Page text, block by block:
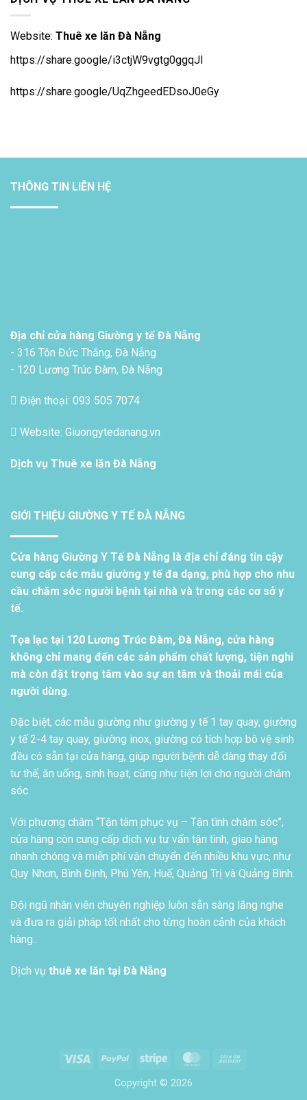
Website: Thuê xe lăn Đà Nẵng
https://share.google/i3ctjW9vgtg0ggqJl
https://share.google/UqZhgeedEDsoJ0eGy
THÔNG TIN LIÊN HỆ
Địa chỉ cửa hàng Giường y tế Đà Nẵng
- 316 Tôn Đức Thắng, Đà Nẵng
- 120 Lương Trúc Đàm, Đà Nẵng
Điện thoại: 093 505 7074
Website: Giuongytedanang.vn
Dịch vụ Thuê xe lăn Đà Nẵng
GIỚI THIỆU GIƯỜNG Y TẾ ĐÀ NẴNG
Cửa hàng Giường Y Tế Đà Nẵng là địa chỉ đáng tin cậy
cung cấp các mẫu giường y tế đa dạng, phù hợp cho nhu
cầu chăm sóc người bệnh tại nhà và trong các cơ sở y
tế.
Tọa lạc tại 120 Lương Trúc Đàm, Đà Nẵng, cửa hàng
không chỉ mang đến các sản phẩm chất lượng, tiện nghi
mà còn đặt trọng tâm vào sự an tâm và thoải mái của
người dùng.
Đặc biệt, các mẫu giường như giường y tế 1 tay quay, giường
y tế 2-4 tay quay, giường inox, giường có tích hợp bô vệ sinh
đều có sẵn tại cửa hàng, giúp người bệnh dễ dàng thay đổi
tư thế, ăn uống, sinh hoạt, cũng như tiện lợi cho người chăm
sóc.
Với phương châm “Tận tâm phục vụ – Tận tình chăm sóc”,
cửa hàng còn cung cấp dịch vụ tư vấn tận tình, giao hàng
nhanh chóng và miễn phí vận chuyển đến nhiều khu vực, như
Quy Nhơn, Bình Định, Phú Yên, Huế, Quảng Trị và Quảng Bình.
Đội ngũ nhân viên chuyên nghiệp luôn sẵn sàng lắng nghe
và đưa ra giải pháp tốt nhất cho từng hoàn cảnh của khách
hàng..
Dịch vụ thuê xe lăn tại Đà Nẵng
Visa PayPal Stripe MasterCard
Copyright © 2026